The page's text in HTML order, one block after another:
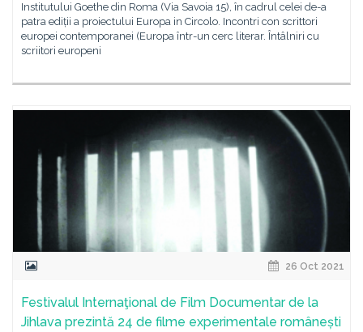
Institutului Goethe din Roma (Via Savoia 15), în cadrul celei de-a
patra ediții a proiectului Europa in Circolo. Incontri con scrittori
europei contemporanei (Europa într-un cerc literar. Întâlniri cu
scriitori europeni
26 Oct 2021
Festivalul Internaţional de Film Documentar de la
Jihlava prezintă 24 de filme experimentale românești